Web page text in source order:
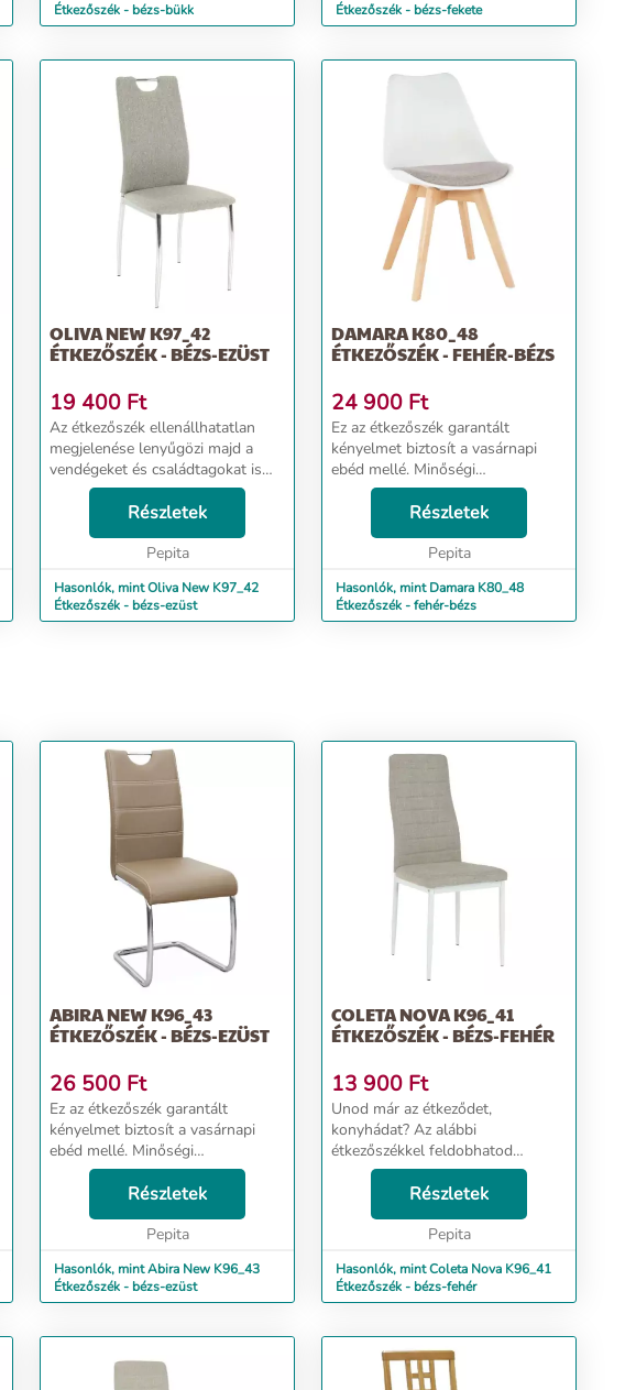
Étkezőszék - bézs-bükk
Étkezőszék - bézs-fekete
OLIVA NEW K97_42
ÉTKEZŐSZÉK - BÉZS-EZÜST
19 400 Ft
Az étkezőszék ellenállhatatlan
megjelenése lenyűgözi majd a
vendégeket és családtagokat is
egyaránt. Minőségi kialakításának
köszönhetően hosszú ideig dobja
majd fel a családi összejöveteleket
Részletek
Pepita
Hasonlók, mint Oliva New K97_42
Étkezőszék - bézs-ezüst
DAMARA K80_48
ÉTKEZŐSZÉK - FEHÉR-BÉZS
24 900 Ft
Ez az étkezőszék garantált
kényelmet biztosít a vasárnapi
ebéd mellé. Minőségi
anyaghasználata és praktikus
kialakítása által, hosszú éveken át
remek kiegészítője lesz
otthonodnak. Csodás
Részletek
Pepita
Hasonlók, mint Damara K80_48
Étkezőszék - fehér-bézs
ABIRA NEW K96_43
ÉTKEZŐSZÉK - BÉZS-EZÜST
26 500 Ft
Ez az étkezőszék garantált
kényelmet biztosít a vasárnapi
ebéd mellé. Minőségi
anyaghasználata és praktikus
kialakítása által, hosszú éveken át
remek kiegészítője lesz
otthonodnak. Csodás
Részletek
Pepita
Hasonlók, mint Abira New K96_43
Étkezőszék - bézs-ezüst
COLETA NOVA K96_41
ÉTKEZŐSZÉK - BÉZS-FEHÉR
13 900 Ft
Unod már az étkeződet,
konyhádat? Az alábbi
étkezőszékkel feldobhatod
otthonodat. Ezen a széken minden
egyes étkezés stílusos élménnyé
válik. Egyedülálló kényelme
garantáltan levesz a lábadról nem
Részletek
Pepita
Hasonlók, mint Coleta Nova K96_41
Étkezőszék - bézs-fehér